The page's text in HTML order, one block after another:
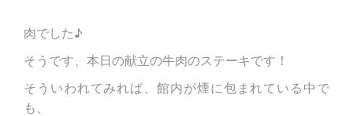
肉でした♪
そうです、本日の献立の牛肉のステーキです！
そういわれてみれば、館内が煙に包まれている中で
も、